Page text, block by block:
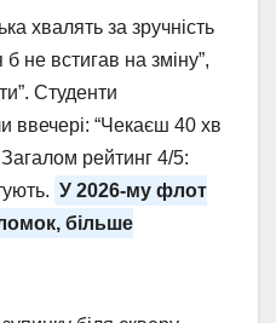
хвалять за зручність
не встигав на зміну”,
Студенти
ввечері: “Чекаєш 40 хв
рейтинг 4/5:
У 2026-му флот
більше